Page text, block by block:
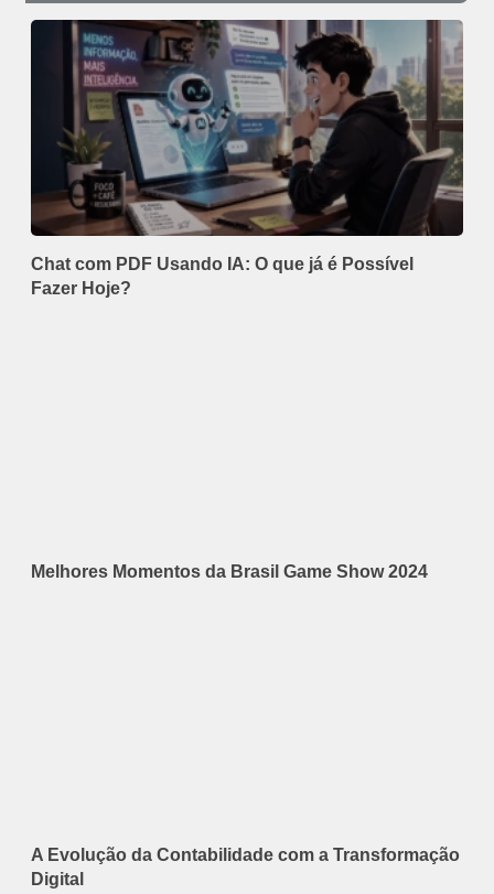
Chat com PDF Usando IA: O que já é Possível
Fazer Hoje?
Melhores Momentos da Brasil Game Show 2024
A Evolução da Contabilidade com a Transformação
Digital